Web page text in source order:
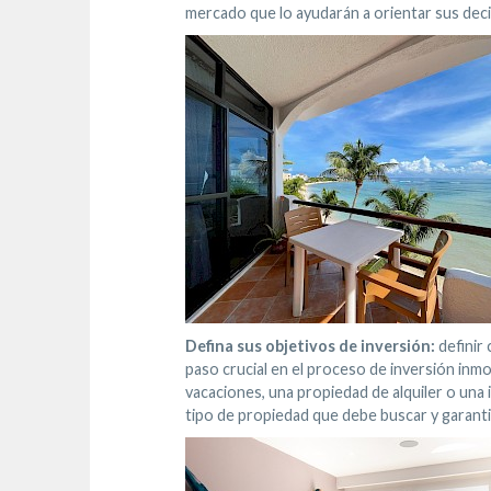
mercado que lo ayudarán a orientar sus
Defina sus objetivos de inversión: definir
paso crucial en el proceso de inversión
vacaciones, una propiedad de alquiler o
tipo de propiedad que debe buscar y